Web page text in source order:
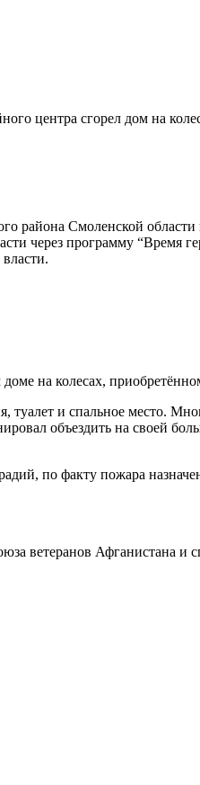
центра сгорел дом на
района Смоленской области
через программу “Время
на колесах,
и спальное место.
объездить на своей
по факту пожара
ветеранов Афганистана